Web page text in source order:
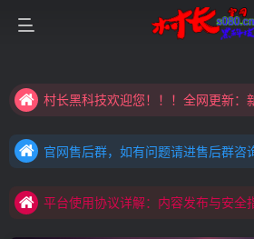
官网售后群，如有问题请进售后群咨
平台使用协议详解：内容发布与安全